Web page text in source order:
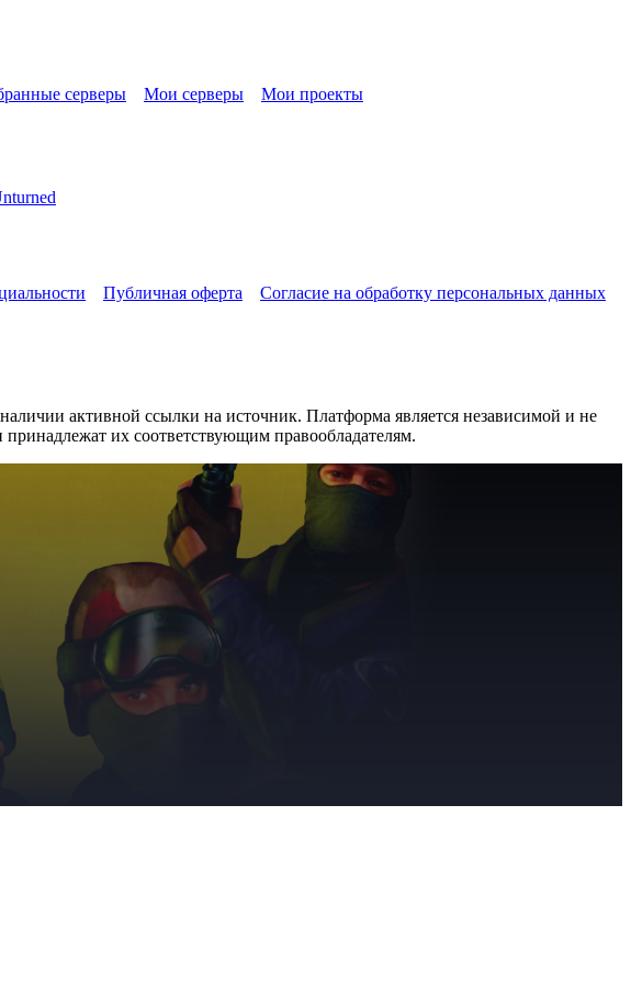
серверы Мои серверы Мои проекты
Публичная оферта Согласие на обработку персональных данных
активной ссылки на источник. Платформа является независимой и не
их соответствующим правообладателям.